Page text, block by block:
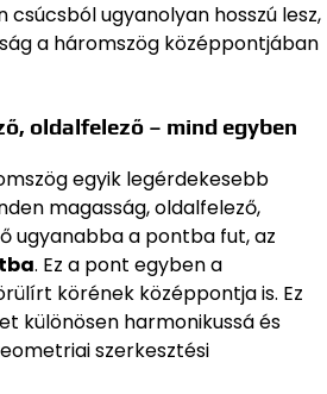
csúcsból ugyanolyan hosszú lesz,
a háromszög középpontjában
oldalfelező – mind egyben
egyik legérdekesebb
magasság, oldalfelező,
ugyanabba a pontba fut, az
. Ez a pont egyben a
körének középpontja is. Ez
különösen harmonikussá és
szerkesztési